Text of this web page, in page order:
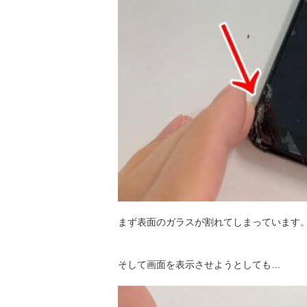
まず表面のガラスが割れてしまっています
そして画面を表示させようとしても…